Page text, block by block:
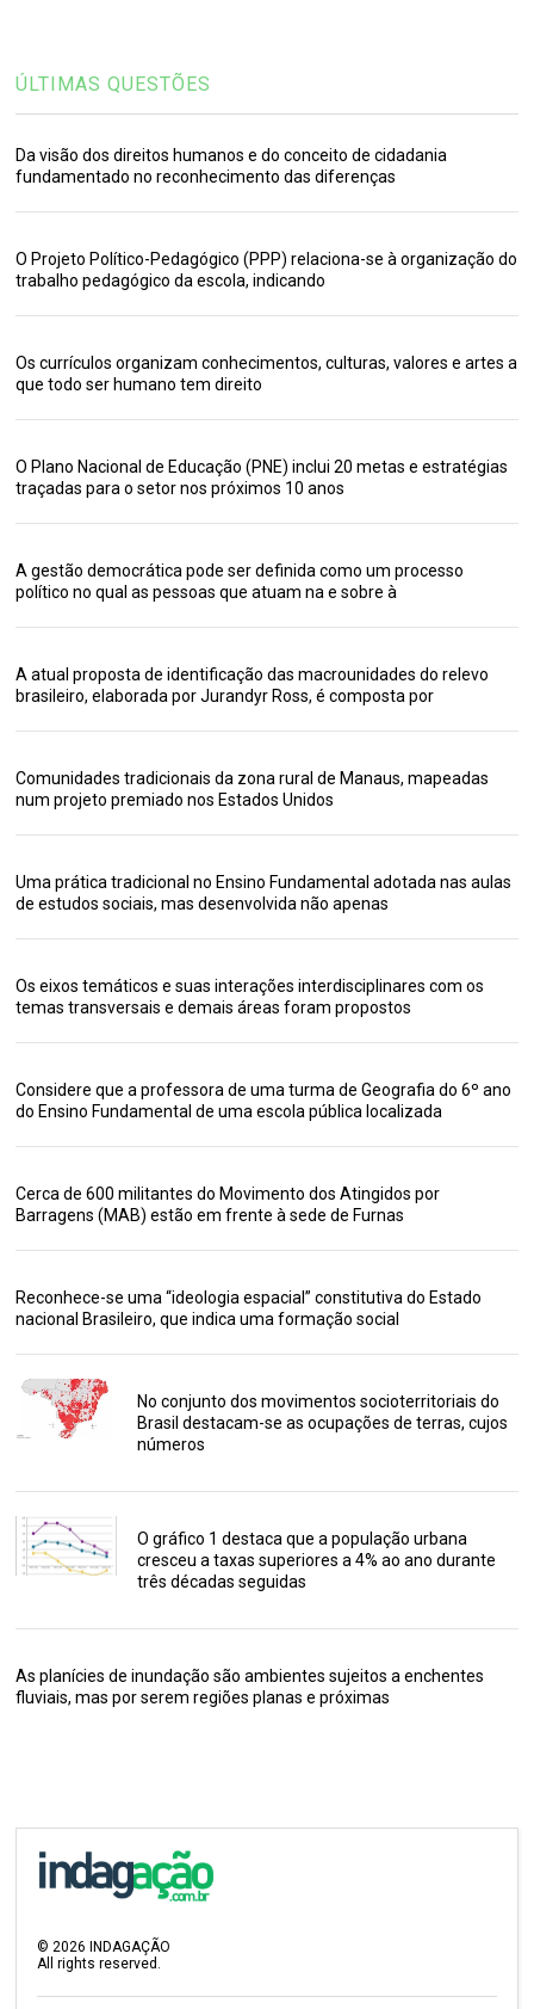
ÚLTIMAS QUESTÕES
Da visão dos direitos humanos e do conceito de cidadania
fundamentado no reconhecimento das diferenças
O Projeto Político-Pedagógico (PPP) relaciona-se à organização do
trabalho pedagógico da escola, indicando
Os currículos organizam conhecimentos, culturas, valores e artes a
que todo ser humano tem direito
O Plano Nacional de Educação (PNE) inclui 20 metas e estratégias
traçadas para o setor nos próximos 10 anos
A gestão democrática pode ser definida como um processo
político no qual as pessoas que atuam na e sobre à
A atual proposta de identificação das macrounidades do relevo
brasileiro, elaborada por Jurandyr Ross, é composta por
Comunidades tradicionais da zona rural de Manaus, mapeadas
num projeto premiado nos Estados Unidos
Uma prática tradicional no Ensino Fundamental adotada nas aulas
de estudos sociais, mas desenvolvida não apenas
Os eixos temáticos e suas interações interdisciplinares com os
temas transversais e demais áreas foram propostos
Considere que a professora de uma turma de Geografia do 6º ano
do Ensino Fundamental de uma escola pública localizada
Cerca de 600 militantes do Movimento dos Atingidos por
Barragens (MAB) estão em frente à sede de Furnas
Reconhece-se uma “ideologia espacial” constitutiva do Estado
nacional Brasileiro, que indica uma formação social
No conjunto dos movimentos socioterritoriais do
Brasil destacam-se as ocupações de terras, cujos
números
O gráfico 1 destaca que a população urbana
cresceu a taxas superiores a 4% ao ano durante
três décadas seguidas
As planícies de inundação são ambientes sujeitos a enchentes
fluviais, mas por serem regiões planas e próximas
©2026 INDAGAÇÃO
All rights reserved.